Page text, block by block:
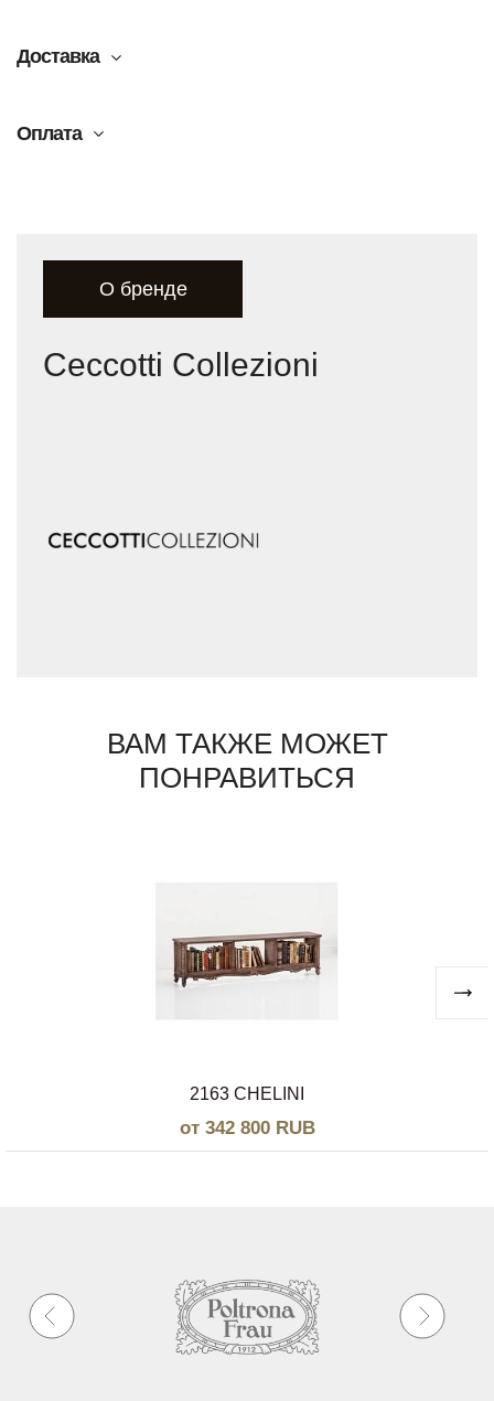
Доставка
Оплата
О бренде
Ceccotti Collezioni
ВАМ ТАКЖЕ МОЖЕТ
ПОНРАВИТЬСЯ
2163 CHELINI
от 342 800 RUB